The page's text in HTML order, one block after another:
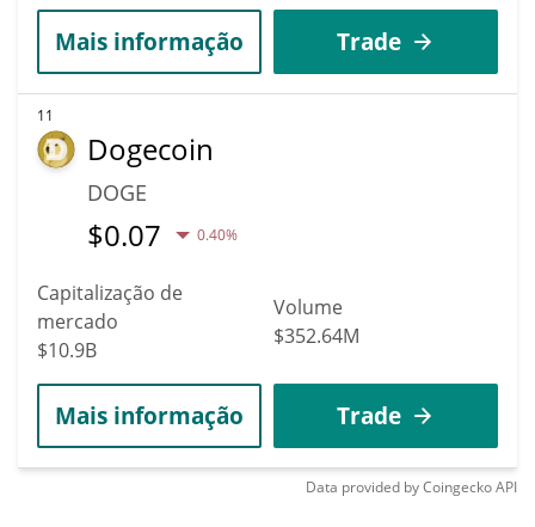
Mais informação Trade
11
Dogecoin
DOGE
$0.07 0.40%
Capitalização de
mercado
$10.9B
Volume
$352.64M
Mais informação Trade
Data provided byCoingeckoAPI